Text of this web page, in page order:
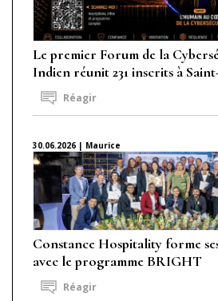
Le premier Forum de la
Indien réunit 231 inscrits à
Réagir
30.06.2026 | Maurice
Constance Hospitality forme
avec le programme BRIGHT
Réagir